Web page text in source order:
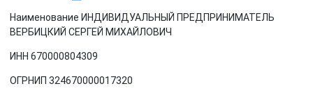
Наименование ИНДИВИДУАЛЬНЫЙ ПРЕДПРИНИМАТЕЛЬ
ВЕРБИЦКИЙ СЕРГЕЙ МИХАЙЛОВИЧ
ИНН 670000804309
ОГРНИП 324670000017320